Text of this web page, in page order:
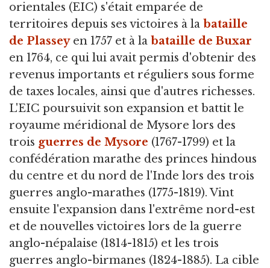
orientales (EIC) s'était emparée de
territoires depuis ses victoires à la bataille
de Plasseyen 1757 et à la bataille de Buxar
en 1764, ce qui lui avait permis d'obtenir des
revenus importants et réguliers sous forme
de taxes locales, ainsi que d'autres richesses.
L'EIC poursuivit son expansion et battit le
royaume méridional de Mysore lors des
trois guerres de Mysore (1767-1799) et la
confédération marathe des princes hindous
du centre et du nord de l'Inde lors des trois
guerres anglo-marathes (1775-1819). Vint
ensuite l'expansion dans l'extrême nord-est
et de nouvelles victoires lors de la guerre
anglo-népalaise (1814-1815) et les trois
guerres anglo-birmanes (1824-1885). La cible